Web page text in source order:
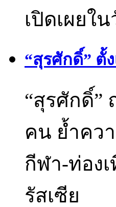
เปิดเผยใ
“สุรศักดิ์” ตั้
“สุรศักดิ์”
คน ย้ำคว
กีฬา-ท่อง
รัสเซีย